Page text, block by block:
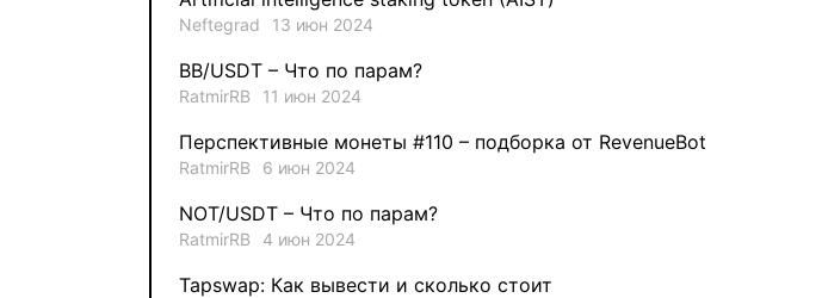
Neftegrad 13 июн 2024
BB/USDT – Что по парам?
RatmirRB 11 июн 2024
Перспективные монеты #110 – подборка от RevenueBot
RatmirRB 6 июн 2024
NOT/USDT – Что по парам?
RatmirRB 4 июн 2024
Tapswap: Как вывести и сколько стоит